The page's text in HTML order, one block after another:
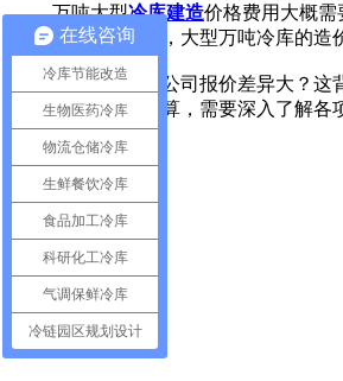
万吨大型冷库建造价格费用大概需
客户的注意。然而，大型万吨冷库的
为何不同冷库公司报价差异大？这背
获取准确的造价预算，需要深入了解各
在线咨询
冷库节能改造
生物医药冷库
物流仓储冷库
生鲜餐饮冷库
食品加工冷库
科研化工冷库
气调保鲜冷库
冷链园区规划设计